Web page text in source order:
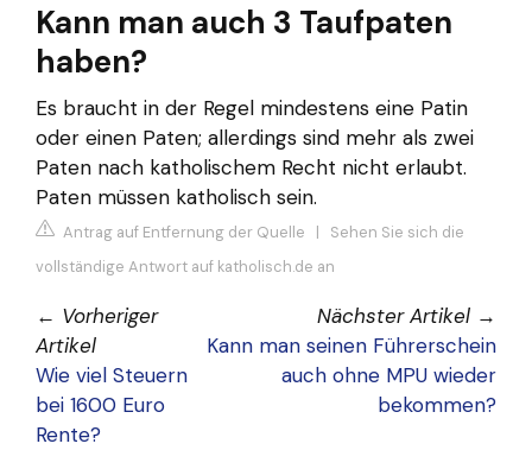
Kann man auch 3 Taufpaten
haben?
Es braucht in der Regel mindestens eine Patin
oder einen Paten; allerdings sind mehr als zwei
Paten nach katholischem Recht nicht erlaubt.
Paten müssen katholisch sein.
Antrag auf Entfernung der Quelle | Sehen Sie sich die
vollständige Antwort auf katholisch.de an
← Vorheriger
Artikel
Wie viel Steuern
bei 1600 Euro
Rente?
Nächster Artikel →
Kann man seinen Führerschein
auch ohne MPU wieder
bekommen?